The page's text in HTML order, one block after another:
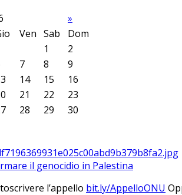
»
Ven Sab
Dom
1
2
7 8
9
14 15
16
21 22
23
28 29
30
il genocidio in Palestina
l’appello bit.ly/AppelloONU